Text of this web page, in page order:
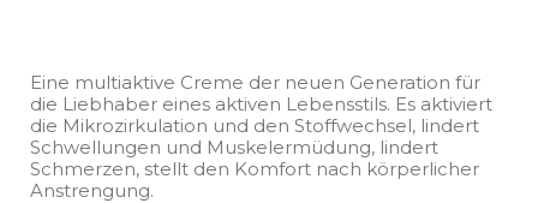
Eine multiaktive Creme der neuen Generation für
die Liebhaber eines aktiven Lebensstils. Es aktiviert
die Mikrozirkulation und den Stoffwechsel, lindert
Schwellungen und Muskelermüdung, lindert
Schmerzen, stellt den Komfort nach körperlicher
Anstrengung.